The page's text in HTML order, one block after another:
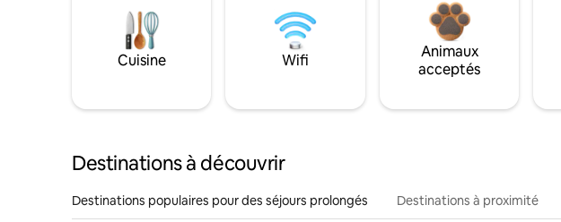
Cuisine Wifi
Animaux
acceptés
Destinations à découvrir
Destinations populaires pour des séjours prolongés Destinations à proximité